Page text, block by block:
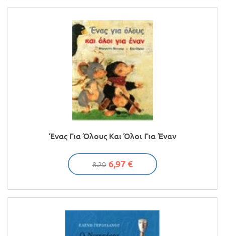
Ένας Για Όλους Και Όλοι Για Έναν
8.20 6,97 €